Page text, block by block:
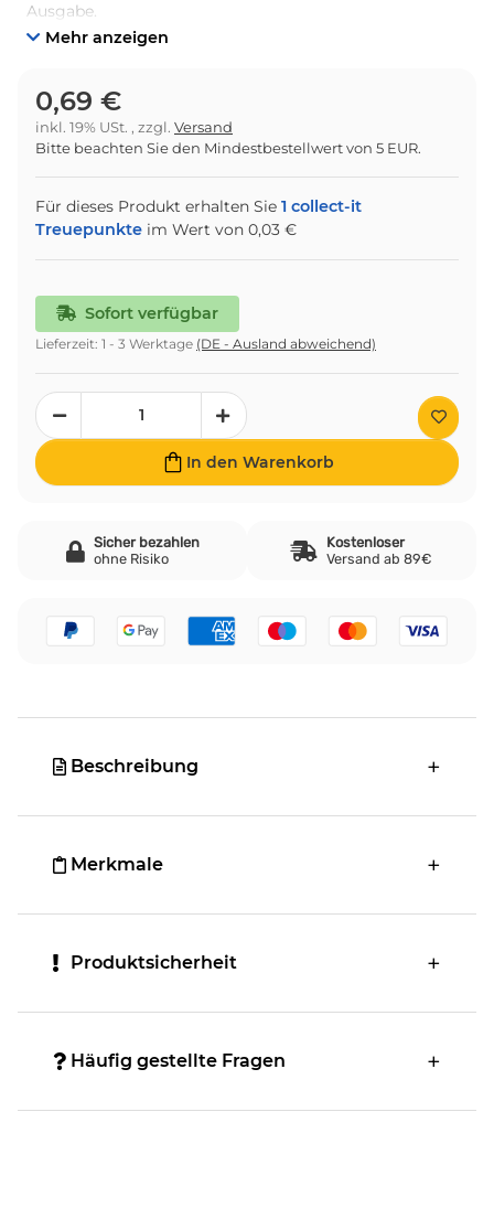
Ausgabe.
Mehr anzeigen
0,69 €
inkl. 19% USt. , zzgl. Versand
Bitte beachten Sie den Mindestbestellwert von 5 EUR.
Für dieses Produkt erhalten Sie 1 collect-it
Treuepunkte im Wert von 0,03 €
Sofort verfügbar
Lieferzeit: 1 - 3 Werktage (DE - Ausland abweichend)
In den Warenkorb
Sicher bezahlen
ohne Risiko
Kostenloser
Versand ab 89€
Beschreibung
Merkmale
Produktsicherheit
Häufig gestellte Fragen